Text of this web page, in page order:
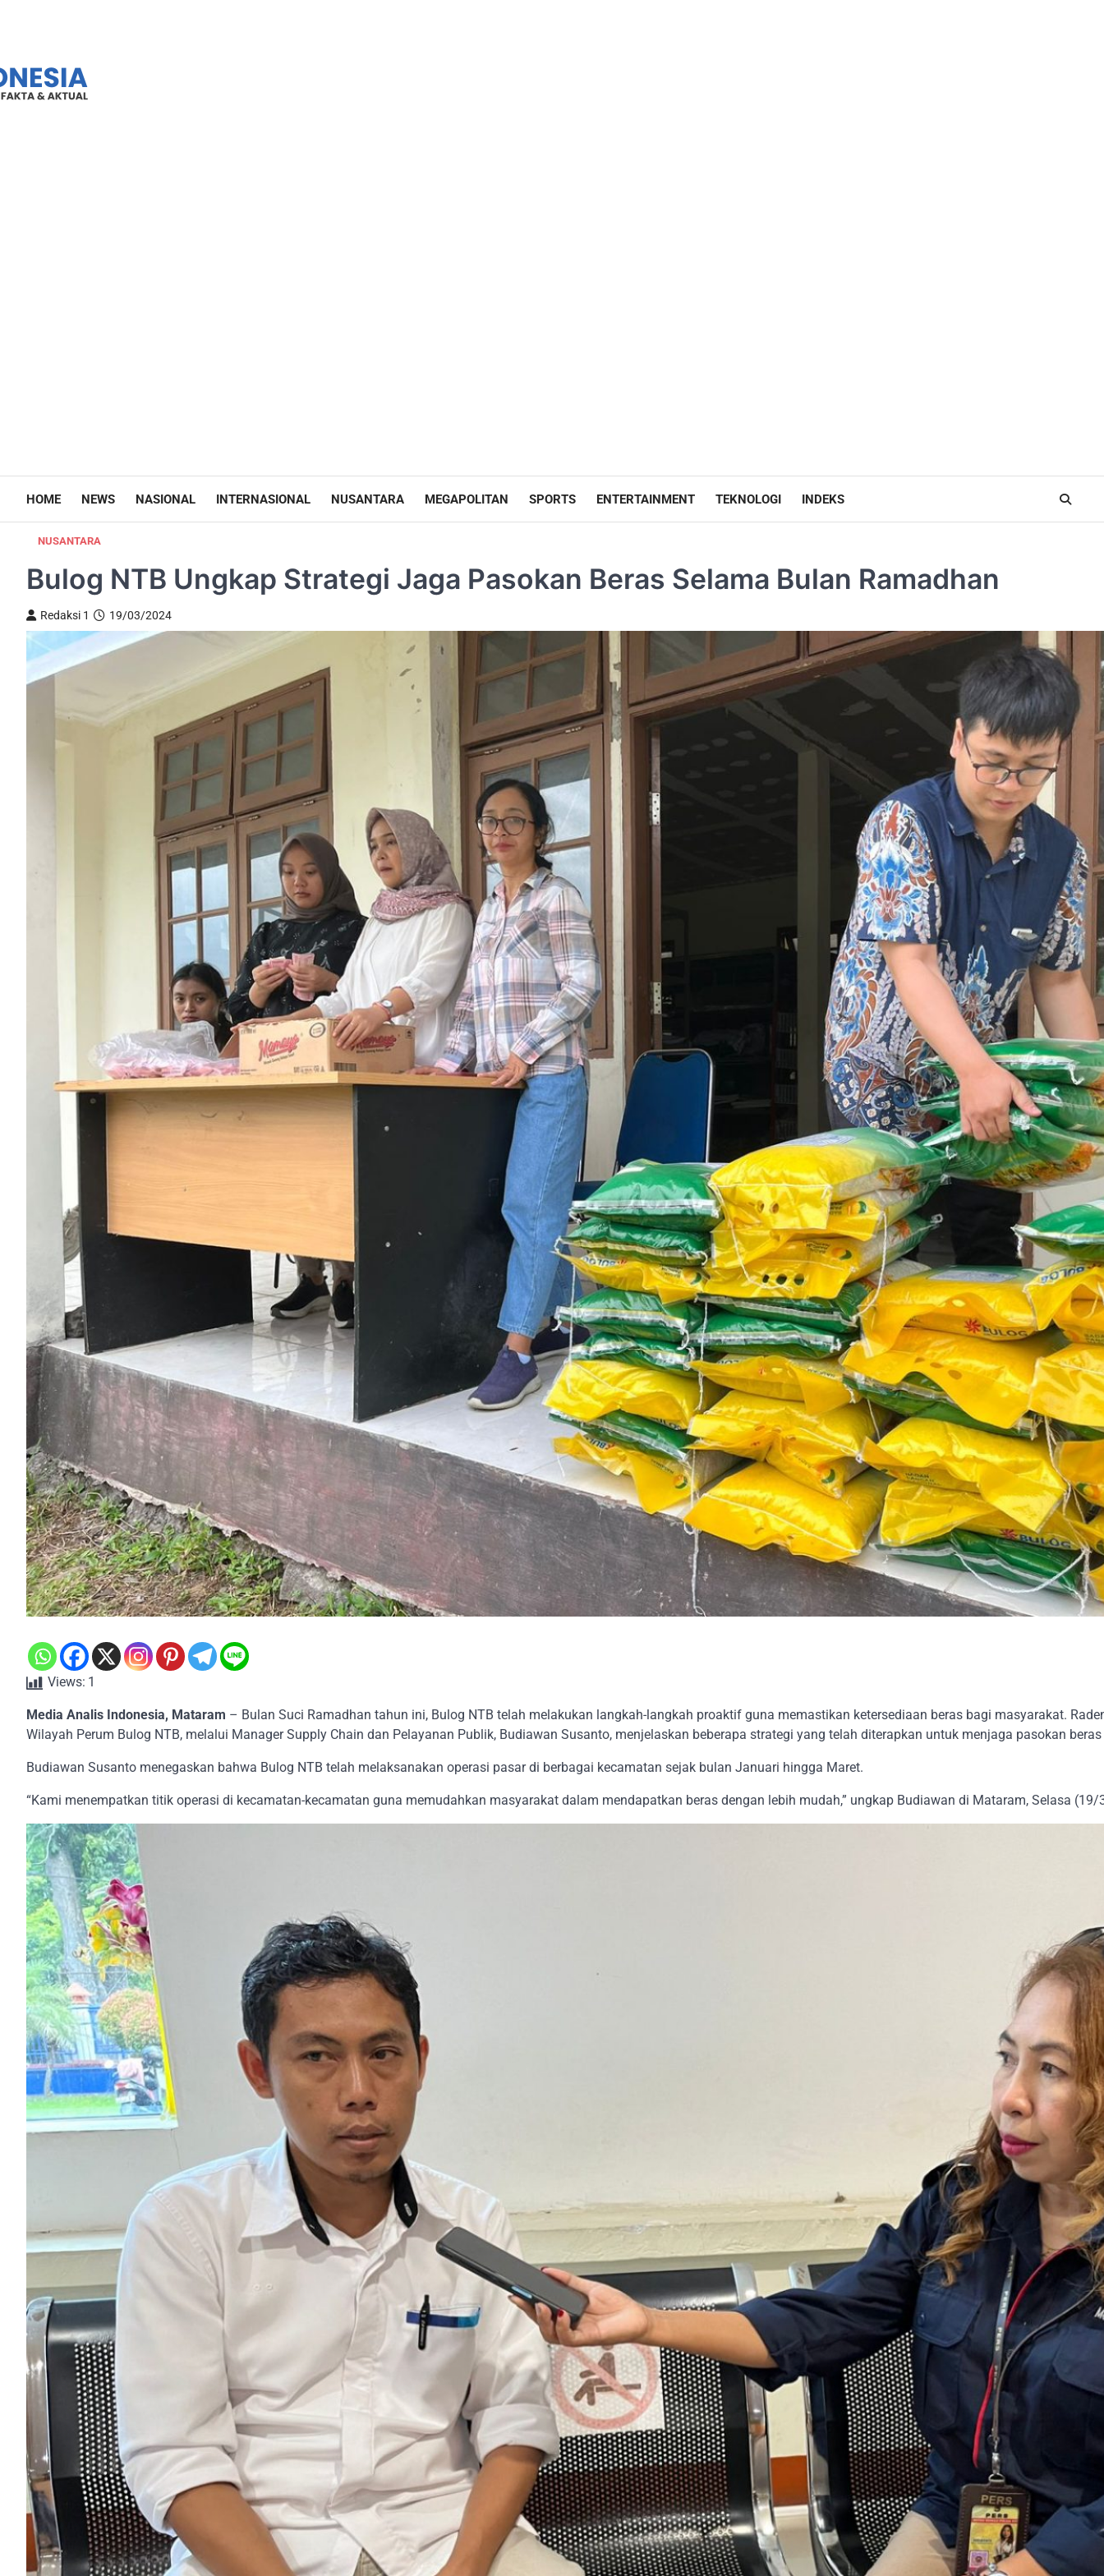
HOME NEWS NASIONAL INTERNASIONAL NUSANTARA MEGAPOLITAN SPORTS ENTERTAINMENT TEKNOLOGI INDEKS
NUSANTARA
Bulog NTB Ungkap Strategi Jaga Pasokan Beras Selama Bulan Ramadhan
Redaksi 1 19/03/2024
Views: 1
Media Analis Indonesia, Mataram – Bulan Suci Ramadhan tahun ini, Bulog NTB telah melakukan langkah-langkah proaktif guna memastikan ketersediaan beras bagi masyarakat.
Wilayah Perum Bulog NTB, melalui Manager Supply Chain dan Pelayanan Publik, Budiawan Susanto, menjelaskan beberapa strategi yang telah diterapkan untuk menjaga pasokan
Budiawan Susanto menegaskan bahwa Bulog NTB telah melaksanakan operasi pasar di berbagai kecamatan sejak bulan Januari hingga Maret.
“Kami menempatkan titik operasi di kecamatan-kecamatan guna memudahkan masyarakat dalam mendapatkan beras dengan lebih mudah,” ungkap Budiawan di Mataram, Selasa